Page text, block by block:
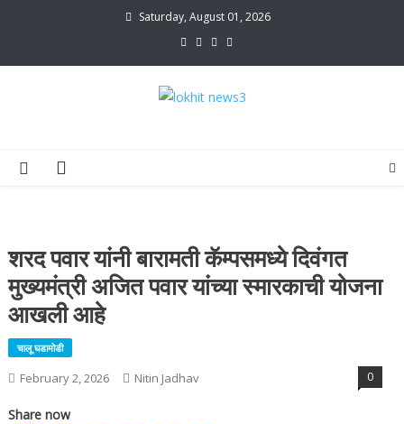
Saturday, August 01, 2026
शरद पवार यांनी बारामती कॅम्पसमध्ये दिवंगत
मुख्यमंत्री अजित पवार यांच्या स्मारकाची योजना
आखली आहे
चालू घडामोडी
February 2, 2026 Nitin Jadhav 0
Share now